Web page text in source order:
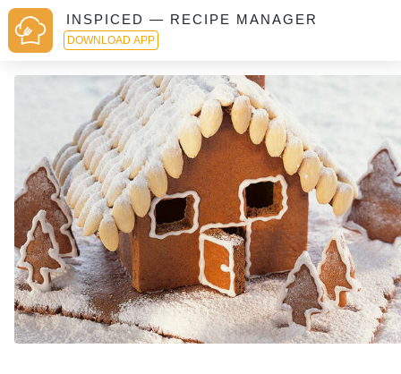
INSPICED — RECIPE MANAGER
DOWNLOAD APP